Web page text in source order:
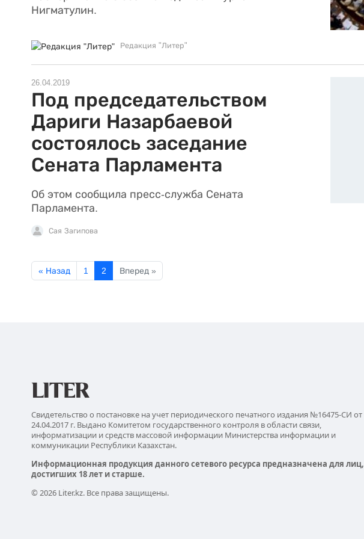
Нигматулин.
Редакция "Литер"
26.04.2019
Под председательством
Дариги Назарбаевой
состоялось заседание
Сената Парламента
Об этом сообщила пресс-служба Сената
Парламента.
Сая Загипова
« Назад 1 2 Вперед »
Свидетельство о постановке на учет периодического печатного издания №16475-СИ от
24.04.2017 г. Выдано Комитетом государственного контроля в области связи,
информатизации и средств массовой информации Министерства информации и
коммуникации Республики Казахстан.
Информационная продукция данного сетевого ресурса предназначена для лиц,
достигших 18 лет и старше.
© 2026 Liter.kz. Все права защищены.